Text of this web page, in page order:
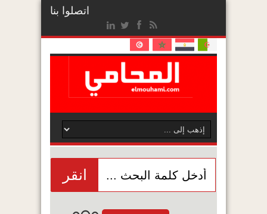
اتصلوا بنا
انقر